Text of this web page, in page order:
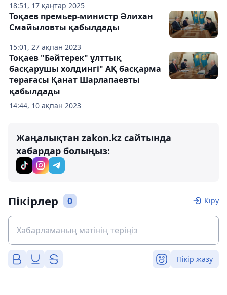
18:51, 17 қаңтар 2025
15:01, 27 ақпан 2023
Тоқаев премьер-министр Әлихан
Смайыловты қабылдады
14:44, 10 ақпан 2023
Тоқаев "Бәйтерек" ұлттық
басқарушы холдингі" АҚ басқарма
төрағасы Қанат Шарлапаевты
қабылдады
Жаңалықтан zakon.kz сайтында
хабардар болыңыз:
Пікірлер 0 Кіру
Пікір жазу